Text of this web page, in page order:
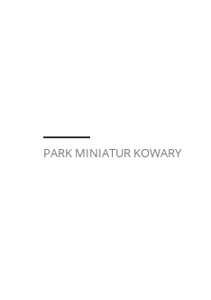
PARK MINIATUR KOWARY